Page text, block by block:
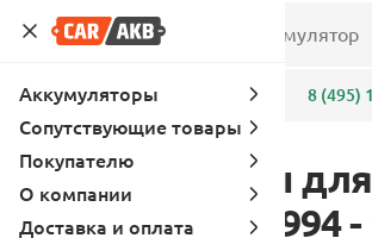
Адреса 8 (495)
Аккумуляторы
Curren ST200 1994 -
Аккумуляторы
Сопутствующие товары
Покупателю
О компании
Доставка и оплата